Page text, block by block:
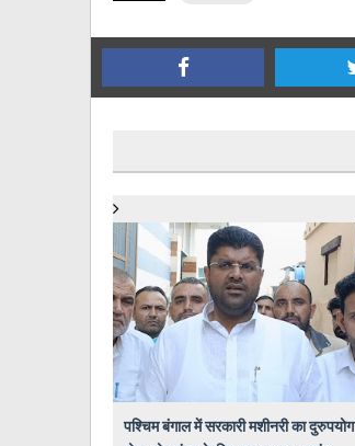
पश्चिम बंगाल में सरकारी मशीनरी का दुरुपयोग